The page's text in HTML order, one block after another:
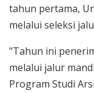
tahun pertama,
melalui seleksi
"Tahun ini
melalui jalur
Program Studi